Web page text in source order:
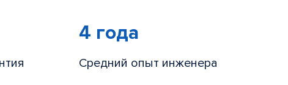
4 года
Средний опыт инженера